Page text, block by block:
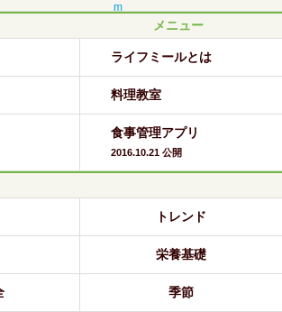
メニュー
ライフミールとは
料理教室
食事管理アプリ
2016.10.21 公開
トレンド
栄養基礎
季節